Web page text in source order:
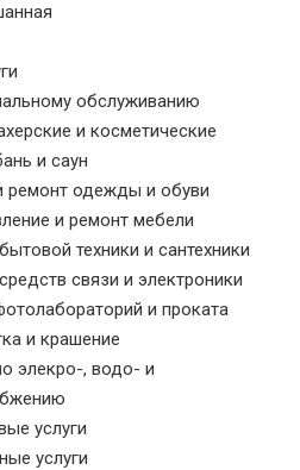
обслуживанию
и косметические
и саун
ремонт одежды и обуви
и ремонт мебели
техники и сантехники
связи и электроники
и проката
и крашение
элекро-, водо- и
услуги
услуги